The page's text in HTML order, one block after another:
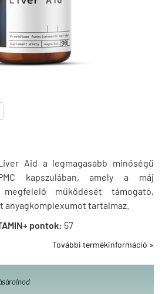
Aid a legmagasabb minőségű
kapszulában, amely a máj
működését támogató,
tartalmaz.
pontok: 57
További termékinformáció »